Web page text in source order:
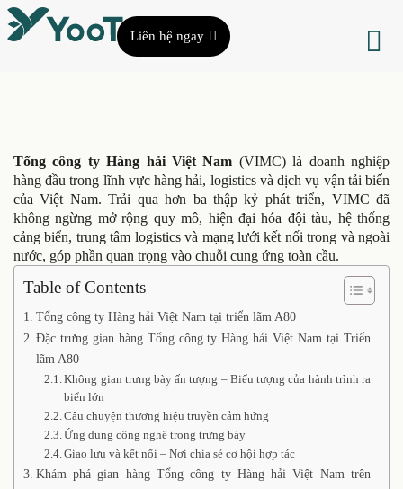
Liên hệ ngay
Tổng công ty Hàng hải Việt Nam (VIMC) là doanh nghiệp
hàng đầu trong lĩnh vực hàng hải, logistics và dịch vụ vận tải biển
của Việt Nam. Trải qua hơn ba thập kỷ phát triển, VIMC đã
không ngừng mở rộng quy mô, hiện đại hóa đội tàu, hệ thống
cảng biển, trung tâm logistics và mạng lưới kết nối trong và ngoài
nước, góp phần quan trọng vào chuỗi cung ứng toàn cầu.
Table of Contents
Tổng công ty Hàng hải Việt Nam tại triển lãm A80
Đặc trưng gian hàng Tổng công ty Hàng hải Việt Nam tại Triển
lãm A80
Không gian trưng bày ấn tượng – Biểu tượng của hành trình ra
biển lớn
Câu chuyện thương hiệu truyền cảm hứng
Ứng dụng công nghệ trong trưng bày
Giao lưu và kết nối – Nơi chia sẻ cơ hội hợp tác
Khám phá gian hàng Tổng công ty Hàng hải Việt Nam trên